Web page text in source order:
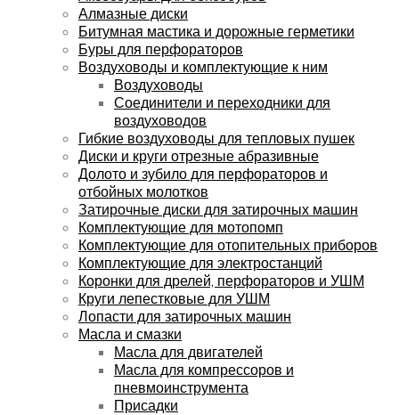
Алмазные диски
Битумная мастика и дорожные герметики
Буры для перфораторов
Воздуховоды и комплектующие к ним
Воздуховоды
Соединители и переходники для
воздуховодов
Гибкие воздуховоды для тепловых пушек
Диски и круги отрезные абразивные
Долото и зубило для перфораторов и
отбойных молотков
Затирочные диски для затирочных машин
Комплектующие для мотопомп
Комплектующие для отопительных приборов
Комплектующие для электростанций
Коронки для дрелей, перфораторов и УШМ
Круги лепестковые для УШМ
Лопасти для затирочных машин
Масла и смазки
Масла для двигателей
Масла для компрессоров и
пневмоинструмента
Присадки